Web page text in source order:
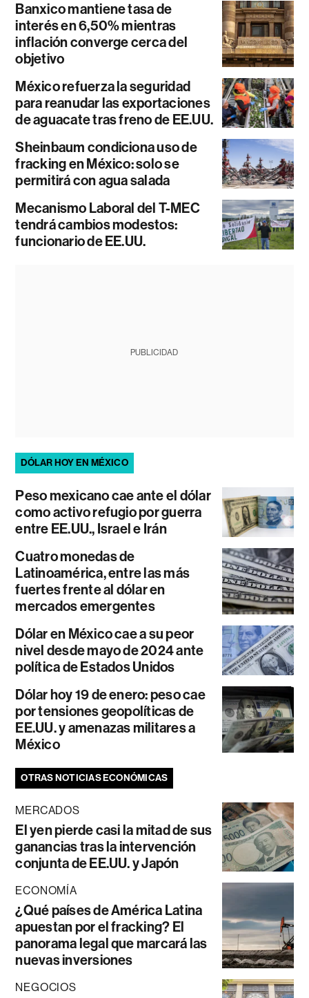
Banxico mantiene tasa de
interés en 6,50% mientras
inflación converge cerca del
objetivo
México refuerza la seguridad
para reanudar las exportaciones
de aguacate tras freno de EE.UU.
Sheinbaum condiciona uso de
fracking en México: solo se
permitirá con agua salada
Mecanismo Laboral del T-MEC
tendrá cambios modestos:
funcionario de EE.UU.
PUBLICIDAD
DÓLAR HOY EN MÉXICO
Peso mexicano cae ante el dólar
como activo refugio por guerra
entre EE.UU., Israel e Irán
Cuatro monedas de
Latinoamérica, entre las más
fuertes frente al dólar en
mercados emergentes
Dólar en México cae a su peor
nivel desde mayo de 2024 ante
política de Estados Unidos
Dólar hoy 19 de enero: peso cae
por tensiones geopolíticas de
EE.UU. y amenazas militares a
México
OTRAS NOTICIAS ECONÓMICAS
MERCADOS
El yen pierde casi la mitad de sus
ganancias tras la intervención
conjunta de EE.UU. y Japón
ECONOMÍA
¿Qué países de América Latina
apuestan por el fracking? El
panorama legal que marcará las
nuevas inversiones
NEGOCIOS